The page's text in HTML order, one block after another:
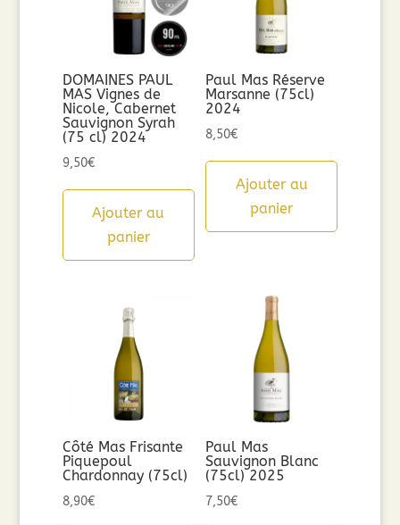
DOMAINES PAUL
MAS Vignes de
Nicole, Cabernet
Sauvignon Syrah
(75 cl) 2024
9,50€
Ajouter au
panier
Paul Mas Réserve
Marsanne (75cl)
2024
8,50€
Ajouter au
panier
Côté Mas Frisante
Piquepoul
Chardonnay (75cl)
8,90€
Paul Mas
Sauvignon Blanc
(75cl) 2025
7,50€